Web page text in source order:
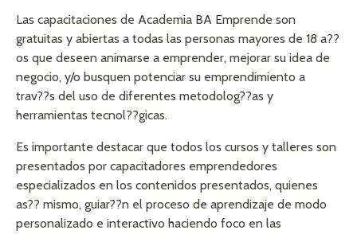
Las capacitaciones de Academia BA Emprende son
gratuitas y abiertas a todas las personas mayores de 18 a??
os que deseen animarse a emprender, mejorar su idea de
negocio, y/o busquen potenciar su emprendimiento a
trav??s del uso de diferentes metodolog??as y
herramientas tecnol??gicas.
Es importante destacar que todos los cursos y talleres son
presentados por capacitadores emprendedores
especializados en los contenidos presentados, quienes
as?? mismo, guiar??n el proceso de aprendizaje de modo
personalizado e interactivo haciendo foco en las